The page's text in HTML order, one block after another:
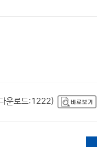
운로드:1222)